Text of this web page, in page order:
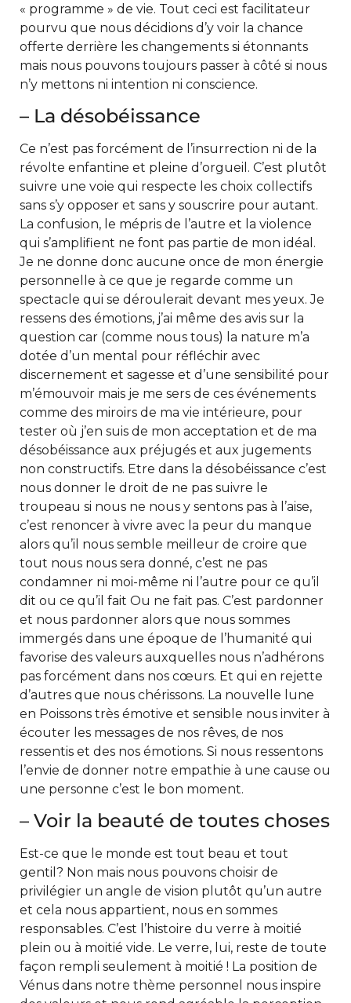
« programme » de vie. Tout ceci est facilitateur
pourvu que nous décidions d’y voir la chance
offerte derrière les changements si étonnants
mais nous pouvons toujours passer à côté si nous
n’y mettons ni intention ni conscience.
– La désobéissance
Ce n’est pas forcément de l’insurrection ni de la
révolte enfantine et pleine d’orgueil. C’est plutôt
suivre une voie qui respecte les choix collectifs
sans s’y opposer et sans y souscrire pour autant.
La confusion, le mépris de l’autre et la violence
qui s’amplifient ne font pas partie de mon idéal.
Je ne donne donc aucune once de mon énergie
personnelle à ce que je regarde comme un
spectacle qui se déroulerait devant mes yeux. Je
ressens des émotions, j’ai même des avis sur la
question car (comme nous tous) la nature m’a
dotée d’un mental pour réfléchir avec
discernement et sagesse et d’une sensibilité pour
m’émouvoir mais je me sers de ces événements
comme des miroirs de ma vie intérieure, pour
tester où j’en suis de mon acceptation et de ma
désobéissance aux préjugés et aux jugements
non constructifs. Etre dans la désobéissance c’est
nous donner le droit de ne pas suivre le
troupeau si nous ne nous y sentons pas à l’aise,
c’est renoncer à vivre avec la peur du manque
alors qu’il nous semble meilleur de croire que
tout nous nous sera donné, c’est ne pas
condamner ni moi-même ni l’autre pour ce qu’il
dit ou ce qu’il fait Ou ne fait pas. C’est pardonner
et nous pardonner alors que nous sommes
immergés dans une époque de l’humanité qui
favorise des valeurs auxquelles nous n’adhérons
pas forcément dans nos cœurs. Et qui en rejette
d’autres que nous chérissons. La nouvelle lune
en Poissons très émotive et sensible nous inviter à
écouter les messages de nos rêves, de nos
ressentis et des nos émotions. Si nous ressentons
l’envie de donner notre empathie à une cause ou
une personne c’est le bon moment.
– Voir la beauté de toutes choses
Est-ce que le monde est tout beau et tout
gentil? Non mais nous pouvons choisir de
privilégier un angle de vision plutôt qu’un autre
et cela nous appartient, nous en sommes
responsables. C’est l’histoire du verre à moitié
plein ou à moitié vide. Le verre, lui, reste de toute
façon rempli seulement à moitié ! La position de
Vénus dans notre thème personnel nous inspire